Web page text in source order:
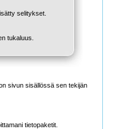
selitykset.
tukaluus.
sivun sisällössä sen tekijän
tietopaketit.